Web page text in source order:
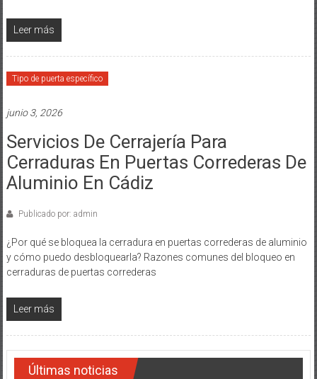
Leer más
Tipo de puerta específico
junio 3, 2026
Servicios De Cerrajería Para
Cerraduras En Puertas Correderas De
Aluminio En Cádiz
Publicado por: admin
¿Por qué se bloquea la cerradura en puertas correderas de aluminio
y cómo puedo desbloquearla? Razones comunes del bloqueo en
cerraduras de puertas correderas
Leer más
Últimas noticias